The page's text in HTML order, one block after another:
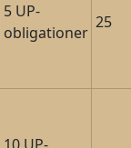
5 UP-
obligationer
25